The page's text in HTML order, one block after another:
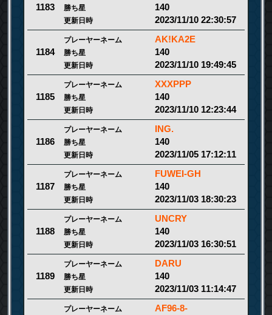
1183 勝ち星 140
更新日時 2023/11/10 22:30:57
1184
プレーヤーネーム AK!KA2E
勝ち星 140
更新日時 2023/11/10 19:49:45
1185
プレーヤーネーム XXXPPP
勝ち星 140
更新日時 2023/11/10 12:23:44
1186
プレーヤーネーム ING.
勝ち星 140
更新日時 2023/11/05 17:12:11
1187
プレーヤーネーム FUWEI-GH
勝ち星 140
更新日時 2023/11/03 18:30:23
1188
プレーヤーネーム UNCRY
勝ち星 140
更新日時 2023/11/03 16:30:51
1189
プレーヤーネーム DARU
勝ち星 140
更新日時 2023/11/03 11:14:47
プレーヤーネーム AF96-8-